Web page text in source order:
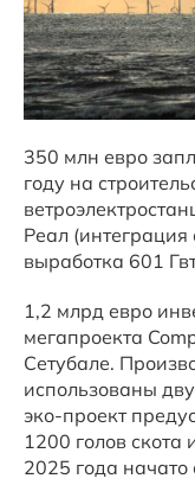
350 млн евро
году на
Реал (интеграция
выработка 601
1,2 млрд евро
мегапроекта
Сетубале.
использованы
эко-проект
1200 голов скота
2025 года начато